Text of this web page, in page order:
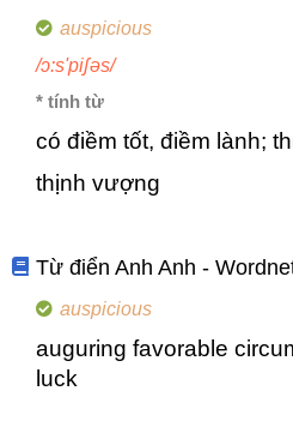
auspicious
/ɔ:s'piʃəs/
* tính từ
có điềm tốt, điềm lành;
thịnh vượng
Từ điển Anh Anh -
auspicious
auguring favorable
luck